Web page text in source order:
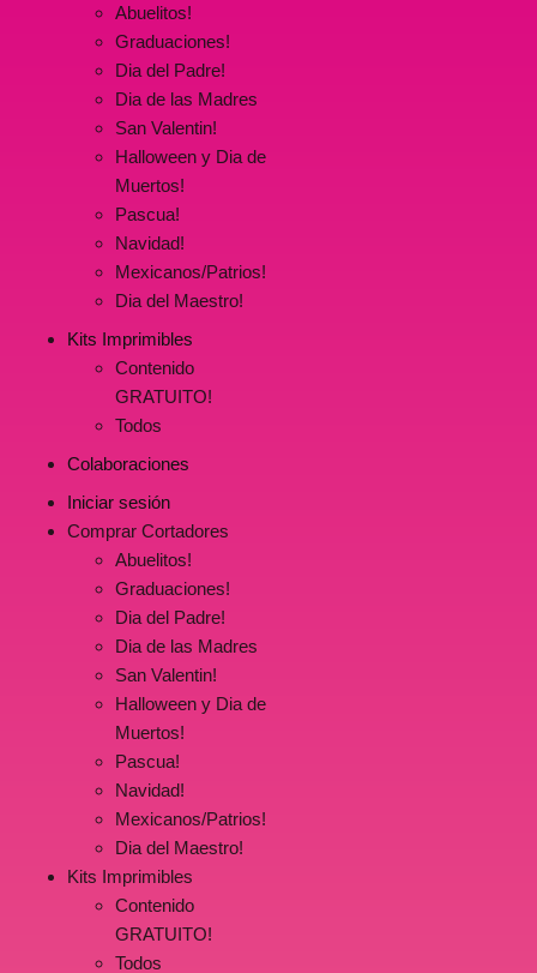
Abuelitos!
Graduaciones!
Dia del Padre!
Dia de las Madres
San Valentin!
Halloween y Dia de
Muertos!
Pascua!
Navidad!
Mexicanos/Patrios!
Dia del Maestro!
Kits Imprimibles
Contenido
GRATUITO!
Todos
Colaboraciones
Iniciar sesión
Comprar Cortadores
Abuelitos!
Graduaciones!
Dia del Padre!
Dia de las Madres
San Valentin!
Halloween y Dia de
Muertos!
Pascua!
Navidad!
Mexicanos/Patrios!
Dia del Maestro!
Kits Imprimibles
Contenido
GRATUITO!
Todos